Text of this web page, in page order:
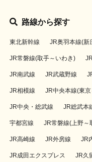
路線から探す
東北新幹線 JR奥羽本線(新
JR常磐線(取手～いわき)
JR南武線 JR武蔵野線
JR相模線 JR中央本線(東
JR中央・総武線 JR総武本
宇都宮線 JR常磐線(上野～
JR高崎線 JR外房線 JR
JR成田エクスプレス JR久